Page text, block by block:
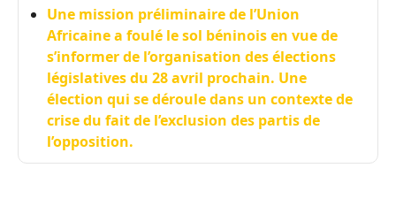
Une mission préliminaire de l’Union
Africaine a foulé le sol béninois en vue de
s’informer de l’organisation des élections
législatives du 28 avril prochain. Une
élection qui se déroule dans un contexte de
crise du fait de l’exclusion des partis de
l’opposition.